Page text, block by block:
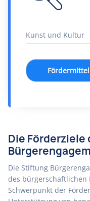
Die
Die Stiftung
des bürgerschaftlichen
Schwerpunkt der